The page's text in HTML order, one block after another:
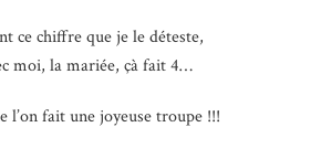
ce chiffre que je le déteste,
moi, la mariée, çà fait 4…
l’on fait une joyeuse troupe !!!